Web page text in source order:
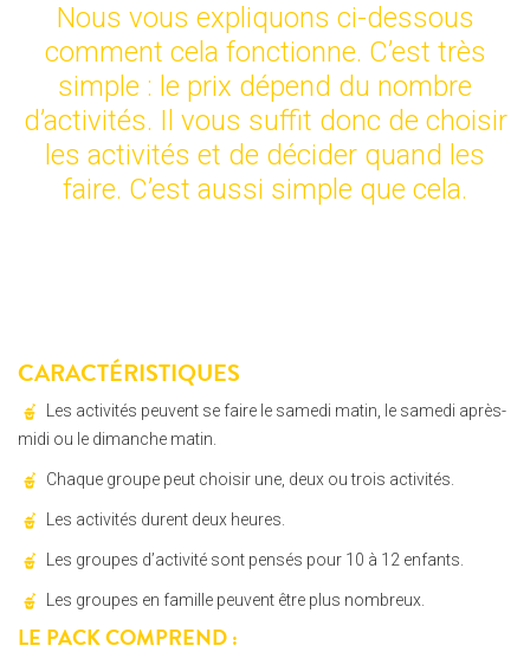
Nous vous expliquons ci-dessous
comment cela fonctionne. C’est très
simple : le prix dépend du nombre
d’activités. Il vous suffit donc de choisir
les activités et de décider quand les
faire. C’est aussi simple que cela.
CARACTÉRISTIQUES
Les activités peuvent se faire le samedi matin, le samedi après-
midi ou le dimanche matin.
Chaque groupe peut choisir une, deux ou trois activités.
Les activités durent deux heures.
Les groupes d’activité sont pensés pour 10 à 12 enfants.
Les groupes en famille peuvent être plus nombreux.
LE PACK COMPREND :